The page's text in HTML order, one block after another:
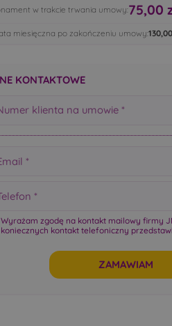
w trakcie trwania umowy:75,00
miesięczna po zakończeniu umowy:130,00
KONTAKTOWE
Wyrażam zgodę na kontakt mailowy firmy
koniecznych kontakt telefoniczny